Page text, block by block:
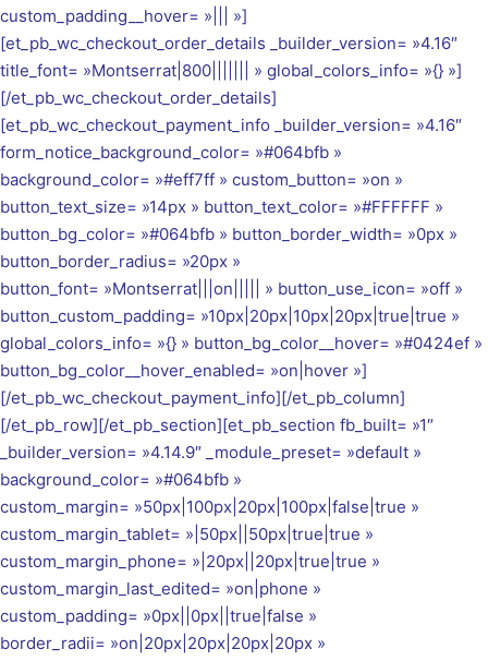
custom_padding__hover= »||| »]
[et_pb_wc_checkout_order_details _builder_version= »4.16″
title_font= »Montserrat|800||||||| » global_colors_info= »{} »]
[/et_pb_wc_checkout_order_details]
[et_pb_wc_checkout_payment_info _builder_version= »4.16″
form_notice_background_color= »#064bfb »
background_color= »#eff7ff » custom_button= »on »
button_text_size= »14px » button_text_color= »#FFFFFF »
button_bg_color= »#064bfb » button_border_width= »0px »
button_border_radius= »20px »
button_font= »Montserrat|||on||||| » button_use_icon= »off »
button_custom_padding= »10px|20px|10px|20px|true|true »
global_colors_info= »{} » button_bg_color__hover= »#0424ef »
button_bg_color__hover_enabled= »on|hover »]
[/et_pb_wc_checkout_payment_info][/et_pb_column]
[/et_pb_row][/et_pb_section][et_pb_section fb_built= »1″
_builder_version= »4.14.9″ _module_preset= »default »
background_color= »#064bfb »
custom_margin= »50px|100px|20px|100px|false|true »
custom_margin_tablet= »|50px||50px|true|true »
custom_margin_phone= »|20px||20px|true|true »
custom_margin_last_edited= »on|phone »
custom_padding= »0px||0px||true|false »
border_radii= »on|20px|20px|20px|20px »